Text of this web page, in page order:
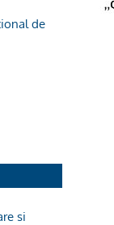
de
si